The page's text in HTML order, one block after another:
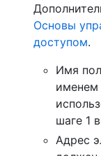
Основы
доступом.
Имя
именем
шаге 1
Адрес